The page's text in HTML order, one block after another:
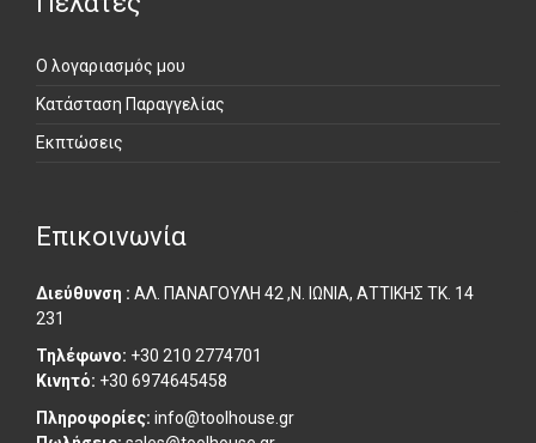
Πελάτες
Ο λογαριασμός μου
Κατάσταση Παραγγελίας
Εκπτώσεις
Επικοινωνία
Διεύθυνση :
ΑΛ. ΠΑΝΑΓΟΥΛΗ 42 ,Ν. ΙΩΝΙΑ, ΑΤΤΙΚΗΣ ΤΚ. 14
Τηλέφωνο: +30 210 2774701
Κινητό:
Πληροφορίες:
info@toolhouse.gr